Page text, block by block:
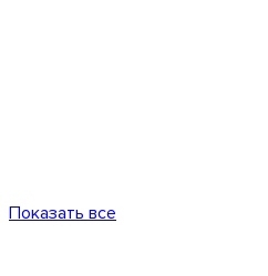
Показать все